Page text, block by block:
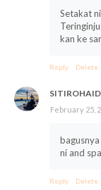
Setakat
kan ke
Reply Delete
February 25,
ni and
Reply Delete